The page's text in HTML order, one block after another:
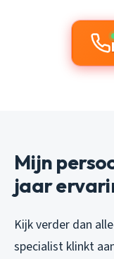
Mijn
jaar
Kijk verder dan
specialist klinkt